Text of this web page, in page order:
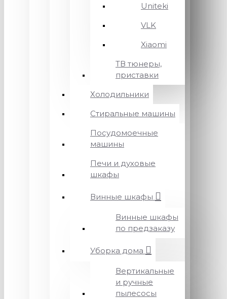
Uniteki
VLK
Xiaomi
ТВ тюнеры,
приставки
Холодильники
Стиральные машины
Посудомоечные
машины
Печи и духовые
шкафы
Винные шкафы
Винные шкафы
по предзаказу
Уборка дома
Вертикальные
и ручные
пылесосы